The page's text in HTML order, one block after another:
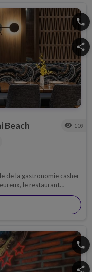
phone
share
Beach visibility 109
de la gastronomie casher
le restaurant
classiques du
tapas signature.
phone